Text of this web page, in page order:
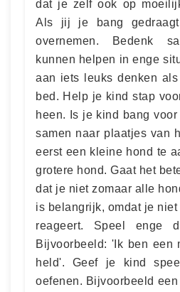
dat je zelf ook op
Als jij je bang
overnemen. Bedenk
kunnen helpen in enge
aan iets leuks denken
bed. Help je kind stap
heen. Is je kind bang
samen naar plaatjes van
eerst een kleine hond te
grotere hond. Gaat het
dat je niet zomaar alle
is belangrijk, omdat je
reageert. Speel enge
Bijvoorbeeld: 'Ik ben een
held'. Geef je kind
oefenen. Bijvoorbeeld